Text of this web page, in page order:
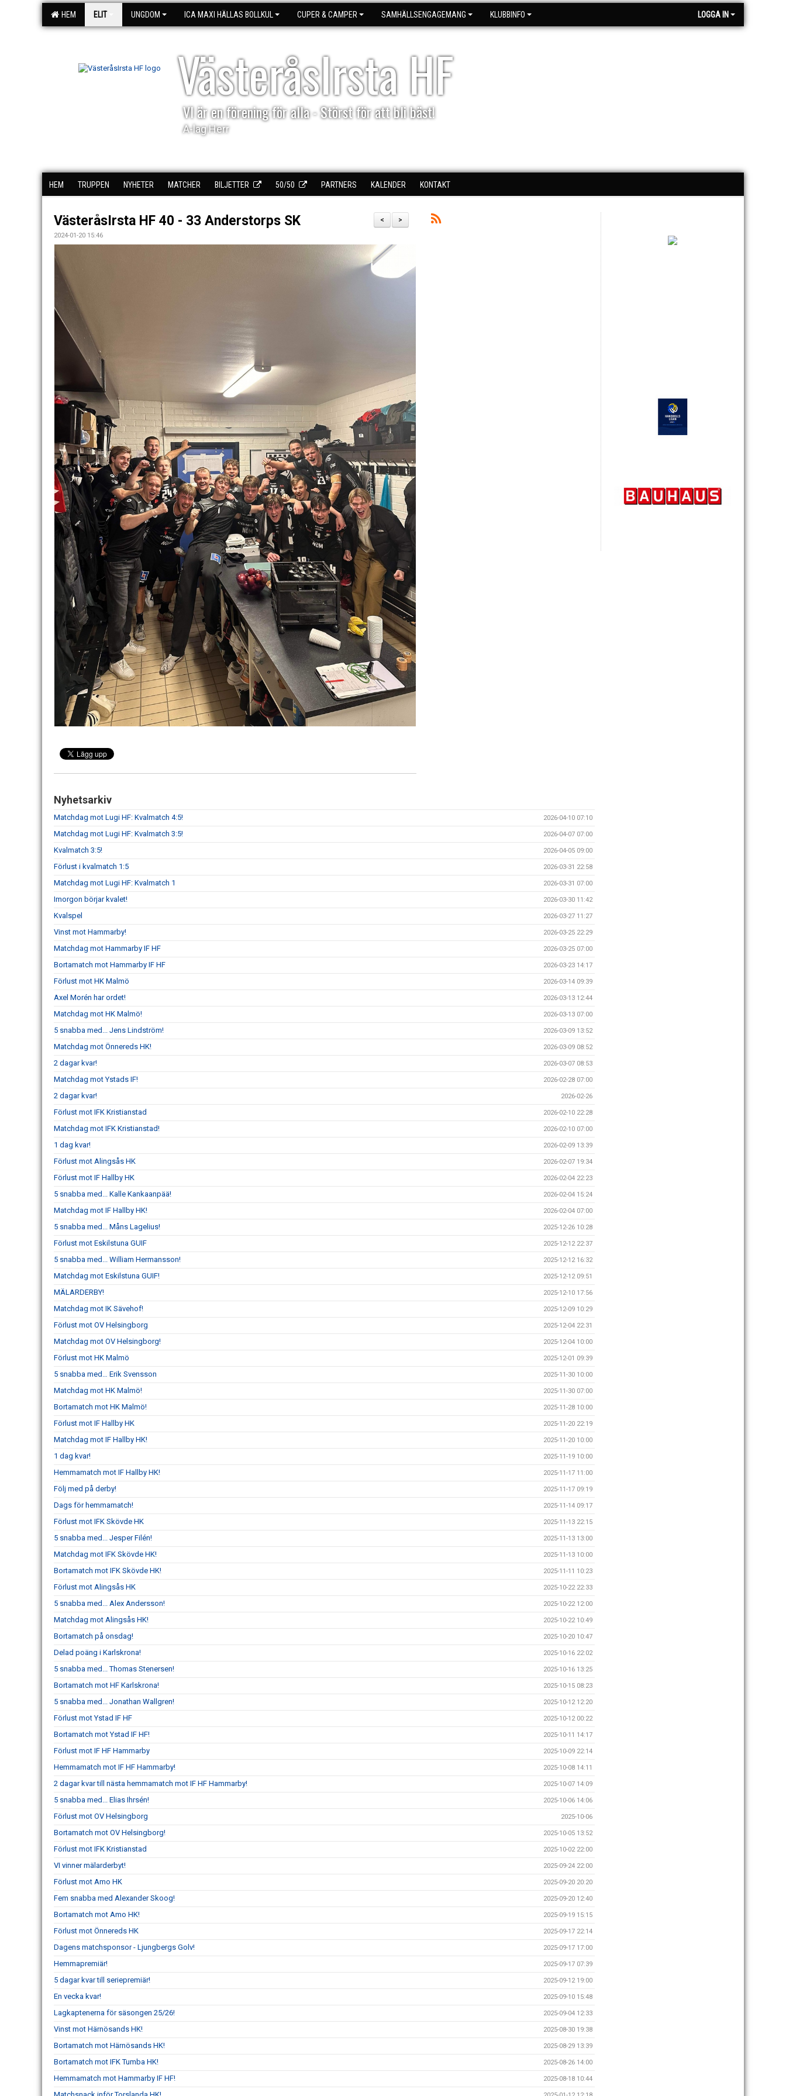
HEM ELIT UNGDOM ICA MAXI HÄLLAS BOLLKUL CUPER & CAMPER SAMHÄLLSENGAGEMANG KLUBBINFO LOGGA IN
VästeråsIrsta HF
VI är en förening för alla - Störst för att bli bäst!
A-lag Herr
HEM TRUPPEN NYHETER MATCHER BILJETTER 50/50 PARTNERS KALENDER KONTAKT
>
<
VästeråsIrsta HF 40 - 33 Anderstorps SK
2024-01-20 15:46
Nyhetsarkiv
Matchdag mot Lugi HF: Kvalmatch 4:5! 2026-04-10 07:10
Matchdag mot Lugi HF: Kvalmatch 3:5! 2026-04-07 07:00
Kvalmatch 3:5! 2026-04-05 09:00
Förlust i kvalmatch 1:5 2026-03-31 22:58
Matchdag mot Lugi HF: Kvalmatch 1 2026-03-31 07:00
Imorgon börjar kvalet! 2026-03-30 11:42
Kvalspel 2026-03-27 11:27
Vinst mot Hammarby! 2026-03-25 22:29
Matchdag mot Hammarby IF HF 2026-03-25 07:00
Bortamatch mot Hammarby IF HF 2026-03-23 14:17
Förlust mot HK Malmö 2026-03-14 09:39
Axel Morén har ordet! 2026-03-13 12:44
Matchdag mot HK Malmö! 2026-03-13 07:00
5 snabba med... Jens Lindström! 2026-03-09 13:52
Matchdag mot Önnereds HK! 2026-03-09 08:52
2 dagar kvar! 2026-03-07 08:53
Matchdag mot Ystads IF! 2026-02-28 07:00
2 dagar kvar! 2026-02-26
Förlust mot IFK Kristianstad 2026-02-10 22:28
Matchdag mot IFK Kristianstad! 2026-02-10 07:00
1 dag kvar! 2026-02-09 13:39
Förlust mot Alingsås HK 2026-02-07 19:34
Förlust mot IF Hallby HK 2026-02-04 22:23
5 snabba med... Kalle Kankaanpää! 2026-02-04 15:24
Matchdag mot IF Hallby HK! 2026-02-04 07:00
5 snabba med... Måns Lagelius! 2025-12-26 10:28
Förlust mot Eskilstuna GUIF 2025-12-12 22:37
5 snabba med... William Hermansson! 2025-12-12 16:32
Matchdag mot Eskilstuna GUIF! 2025-12-12 09:51
MÄLARDERBY! 2025-12-10 17:56
Matchdag mot IK Sävehof! 2025-12-09 10:29
Förlust mot OV Helsingborg 2025-12-04 22:31
Matchdag mot OV Helsingborg! 2025-12-04 10:00
Förlust mot HK Malmö 2025-12-01 09:39
5 snabba med… Erik Svensson 2025-11-30 10:00
Matchdag mot HK Malmö! 2025-11-30 07:00
Bortamatch mot HK Malmö! 2025-11-28 10:00
Förlust mot IF Hallby HK 2025-11-20 22:19
Matchdag mot IF Hallby HK! 2025-11-20 10:00
1 dag kvar! 2025-11-19 10:00
Hemmamatch mot IF Hallby HK! 2025-11-17 11:00
Följ med på derby! 2025-11-17 09:19
Dags för hemmamatch! 2025-11-14 09:17
Förlust mot IFK Skövde HK 2025-11-13 22:15
5 snabba med... Jesper Filén! 2025-11-13 13:00
Matchdag mot IFK Skövde HK! 2025-11-13 10:00
Bortamatch mot IFK Skövde HK! 2025-11-11 10:23
Förlust mot Alingsås HK 2025-10-22 22:33
5 snabba med... Alex Andersson! 2025-10-22 12:00
Matchdag mot Alingsås HK! 2025-10-22 10:49
Bortamatch på onsdag! 2025-10-20 10:47
Delad poäng i Karlskrona! 2025-10-16 22:02
5 snabba med... Thomas Stenersen! 2025-10-16 13:25
Bortamatch mot HF Karlskrona! 2025-10-15 08:23
5 snabba med... Jonathan Wallgren! 2025-10-12 12:20
Förlust mot Ystad IF HF 2025-10-12 00:22
Bortamatch mot Ystad IF HF! 2025-10-11 14:17
Förlust mot IF HF Hammarby 2025-10-09 22:14
Hemmamatch mot IF HF Hammarby! 2025-10-08 14:11
2 dagar kvar till nästa hemmamatch mot IF HF Hammarby! 2025-10-07 14:09
5 snabba med... Elias Ihrsén! 2025-10-06 14:06
Förlust mot OV Helsingborg 2025-10-06
Bortamatch mot OV Helsingborg! 2025-10-05 13:52
Förlust mot IFK Kristianstad 2025-10-02 22:00
VI vinner mälarderbyt! 2025-09-24 22:00
Förlust mot Amo HK 2025-09-20 20:20
Fem snabba med Alexander Skoog! 2025-09-20 12:40
Bortamatch mot Amo HK! 2025-09-19 15:15
Förlust mot Önnereds HK 2025-09-17 22:14
Dagens matchsponsor - Ljungbergs Golv! 2025-09-17 17:00
Hemmapremiär! 2025-09-17 07:39
5 dagar kvar till seriepremiär! 2025-09-12 19:00
En vecka kvar! 2025-09-10 15:48
Lagkaptenerna för säsongen 25/26! 2025-09-04 12:33
Vinst mot Härnösands HK! 2025-08-30 19:38
Bortamatch mot Härnösands HK! 2025-08-29 13:39
Bortamatch mot IFK Tumba HK! 2025-08-26 14:00
Hemmamatch mot Hammarby IF HF! 2025-08-18 10:44